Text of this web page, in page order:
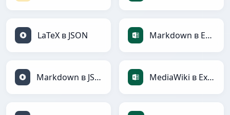
LaTeX в JSON Markdown в Excel
Markdown в JSON MediaWiki в Excel